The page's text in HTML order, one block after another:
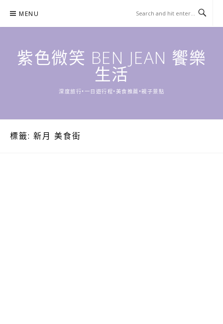
content
MENU
紫色微笑 BEN JEAN 饗樂
生活
深度旅行•一日遊行程•美食推薦•親子景點
標籤: 新月 美食街